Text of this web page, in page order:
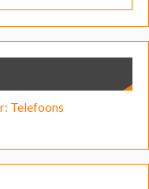
Telefoons